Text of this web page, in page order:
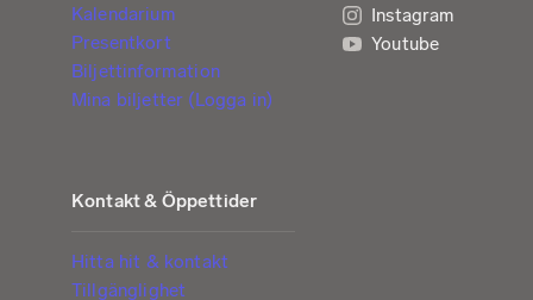
Kalendarium
Presentkort
Biljettinformation
Mina biljetter (Logga in)
Kontakt & Öppettider
Hitta hit & kontakt
Tillgänglighet
Instagram
Youtube